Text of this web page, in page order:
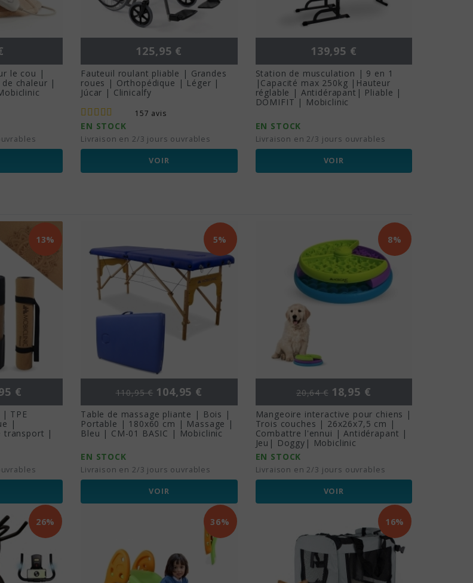
le cou |
chaleur |
Prix
125,95 €
Fauteuil roulant pliable | Grandes
roues | Orthopédique | Léger |
Júcar | Clinicalfy
157 avis
EN STOCK
Livraison en 2/3 jours ouvrables
VOIR
Prix
139,95 €
Station de musculation | 9 en 1
|Capacité max 250kg |Hauteur
réglable | Antidérapant| Pliable |
DOMIFIT | Mobiclinic
EN STOCK
Livraison en 2/3 jours ouvrables
VOIR
€
| TPE
|
transport |
13%
Prix de base
110,95 € Prix
104,95 €
Table de massage pliante | Bois |
Portable | 180x60 cm | Massage |
Bleu | CM-01 BASIC | Mobiclinic
5%
EN STOCK
Livraison en 2/3 jours ouvrables
VOIR
Prix de base
20,64 € Prix
18,95 €
Mangeoire interactive pour chiens |
Trois couches | 26x26x7,5 cm |
Combattre l'ennui | Antidérapant |
Jeu| Doggy| Mobiclinic
8%
EN STOCK
Livraison en 2/3 jours ouvrables
VOIR
26% 36% 16%